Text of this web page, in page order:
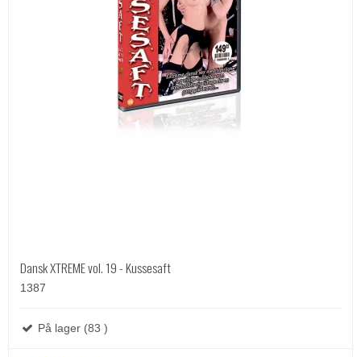
Dansk XTREME vol. 19 - Kussesaft
1387
På lager (83 )